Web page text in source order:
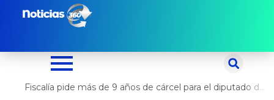
Fiscalía pide más de 9 años de cárcel para el diputado de oposición Harvey Colchado